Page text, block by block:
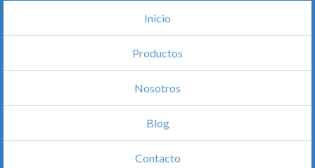
Inicio
Productos
Nosotros
Blog
Contacto